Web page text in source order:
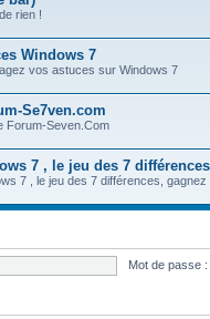
rien !
Windows 7
vos astuces sur Windows 7
Se7ven.com
Forum-Seven.Com
7 , le jeu des 7 différences
7 , le jeu des 7 différences,
Mot de passe :